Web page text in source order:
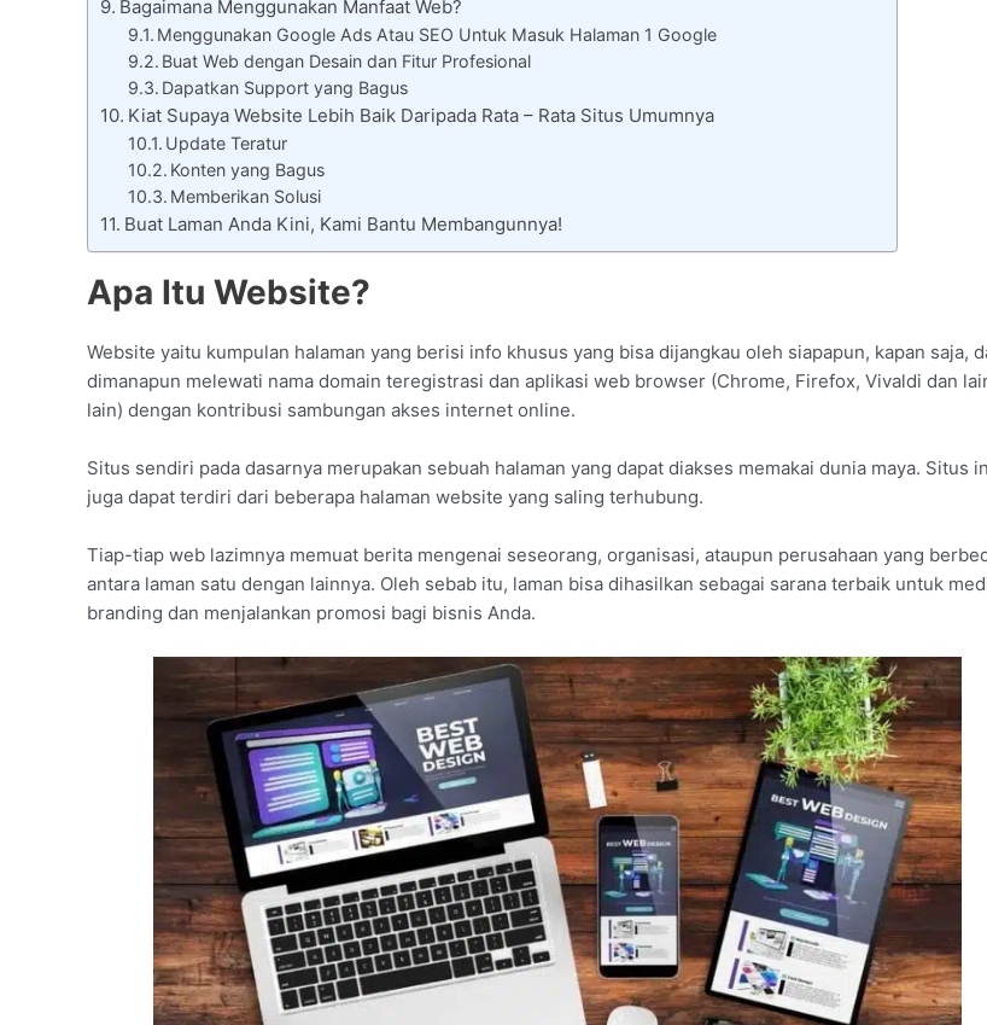
Bagaimana Menggunakan Manfaat Web?
Menggunakan Google Ads Atau SEO Untuk Masuk Halaman 1 Google
Buat Web dengan Desain dan Fitur Profesional
Dapatkan Support yang Bagus
Kiat Supaya Website Lebih Baik Daripada Rata – Rata Situs Umumnya
Update Teratur
Konten yang Bagus
Memberikan Solusi
Buat Laman Anda Kini, Kami Bantu Membangunnya!
Apa Itu Website?
Website yaitu kumpulan halaman yang berisi info khusus yang bisa dijangkau oleh siapapun, kapan saja,
dimanapun melewati nama domain teregistrasi dan aplikasi web browser (Chrome, Firefox, Vivaldi dan
lain) dengan kontribusi sambungan akses internet online.
Situs sendiri pada dasarnya merupakan sebuah halaman yang dapat diakses memakai dunia maya. Situs
juga dapat terdiri dari beberapa halaman website yang saling terhubung.
Tiap-tiap web lazimnya memuat berita mengenai seseorang, organisasi, ataupun perusahaan yang
antara laman satu dengan lainnya. Oleh sebab itu, laman bisa dihasilkan sebagai sarana terbaik untuk
branding dan menjalankan promosi bagi bisnis Anda.